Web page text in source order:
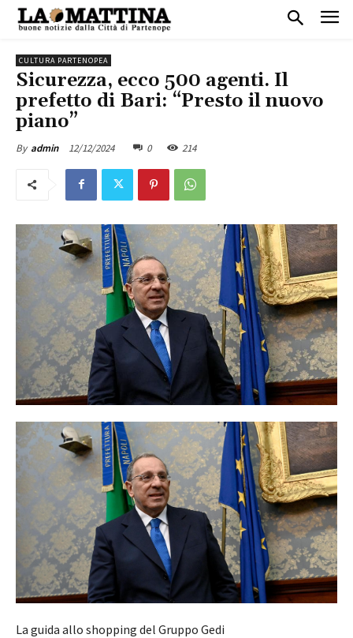
CULTURA PARTENOPEA
Sicurezza, ecco 500 agenti. Il
prefetto di Bari: “Presto il nuovo
piano”
By admin 12/12/2024 0 214
La guida allo shopping del Gruppo Gedi